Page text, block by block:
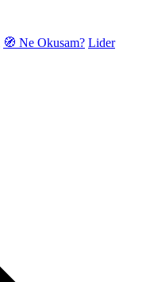
🧭 Ne Okusam? Lider